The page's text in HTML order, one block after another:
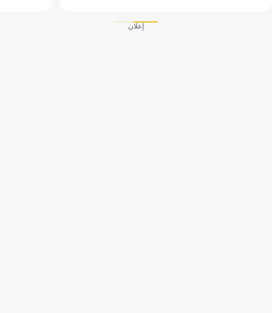
إعلان